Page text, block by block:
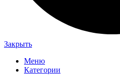
Закрыть
Меню
Категории